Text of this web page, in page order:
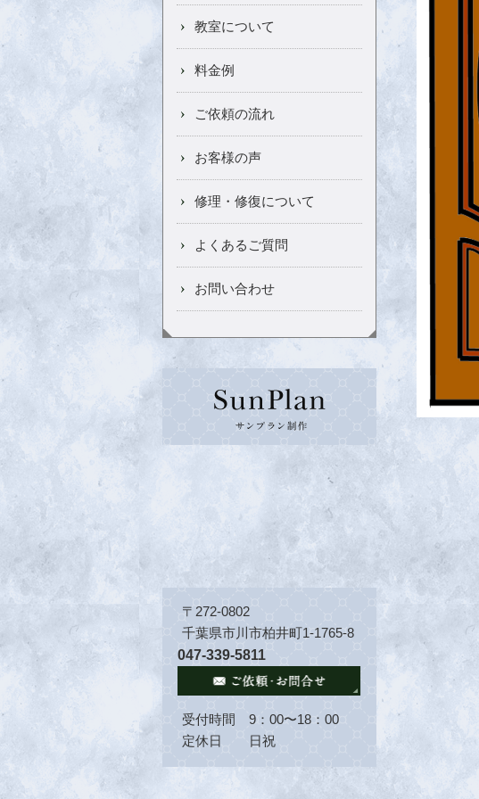
教室について
料金例
ご依頼の流れ
お客様の声
修理・修復について
よくあるご質問
お問い合わせ
〒272-0802
千葉県市川市柏井町1-1765-8
047-339-5811
受付時間 9：00〜18：00
定休日 日祝